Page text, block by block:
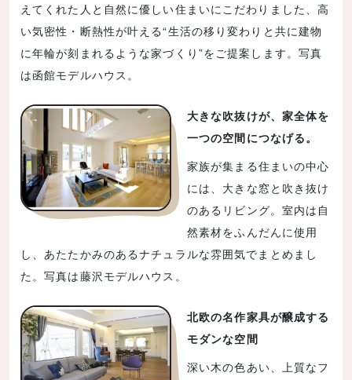
えてくれた人と自然に優しい住まいにこだわりました、高
い気密性・断熱性が叶える“生活の移り変わりと共に建物
に年輪が刻まれるような家づくり”をご提案します。写真
は函館モデルハウス。
大きな吹抜けが、家全体を
一つの空間につなげる。
家族が集まる住まいの中心
には、大きな窓と吹き抜け
のあるリビング。室内は自
然素材をふんだんに使用
し、あたたかみのあるナチュラルな雰囲気でまとめまし
た。写真は藤沢モデルハウス。
北欧の名作家具が醸成する
モダンな空間
深い木の色あい、上質なフ